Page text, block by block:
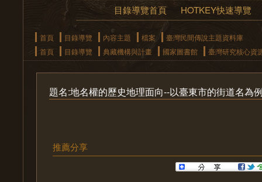
目錄導覽首頁 HOTKEY快速導覽
首頁 目錄導覽 內容主題 檔案
臺灣民間傳說主題資料庫
首頁
目錄導覽 典藏機構與計畫 國家圖書館 臺灣研究核心資
題名:地名權的歷史地理面向--以臺東市的街道名為
推薦分享